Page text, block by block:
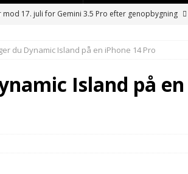
mod 17. juli for Gemini 3.5 Pro efter genopbygning
INTELLIGENS
EU adgang til ny AI-model, mens Anthropic
du Dynamic Island på en iPhone 14 Pro
Island på en